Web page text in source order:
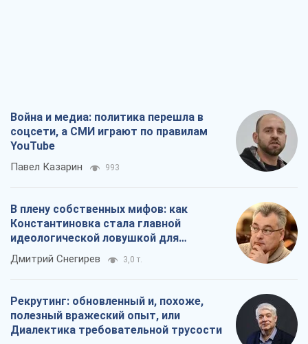
Война и медиа: политика перешла в
соцсети, а СМИ играют по правилам
YouTube
Павел Казарин 993
В плену собственных мифов: как
Константиновка стала главной
идеологической ловушкой для
российских оккупантов
Дмитрий Снегирев 3,0 т.
Рекрутинг: обновленный и, похоже,
полезный вражеский опыт, или
Диалектика требовательной трусости